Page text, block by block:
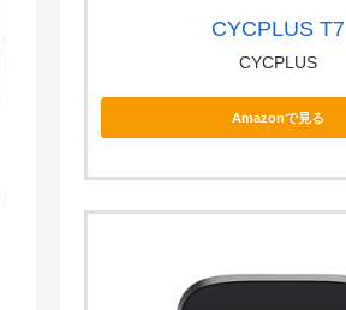
CYCPLUS T7
CYCPLUS
Amazonで見る